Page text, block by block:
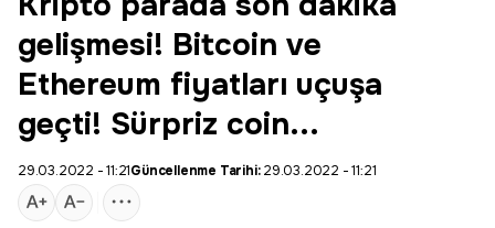
gelişmesi! Bitcoin ve
Ethereum fiyatları uçuşa
geçti! Sürpriz coin...
29.03.2022 - 11:21Güncellenme Tarihi:29.03.2022 - 11:21